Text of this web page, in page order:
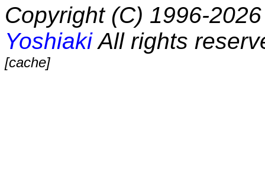
Copyright (C) 1996-
YoshiakiAll rights
[cache]